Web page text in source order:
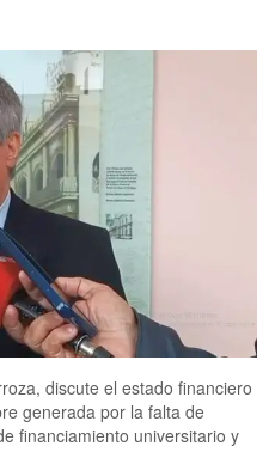
discute el estado financiero
generada por la falta de
financiamiento universitario y